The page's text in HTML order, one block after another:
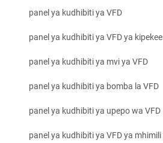
panel ya kudhibiti ya VFD
panel ya kudhibiti ya VFD ya kipekee
panel ya kudhibiti ya mvi ya VFD
panel ya kudhibiti ya bomba la VFD
panel ya kudhibiti ya upepo wa VFD
panel ya kudhibiti ya VFD ya mhimili